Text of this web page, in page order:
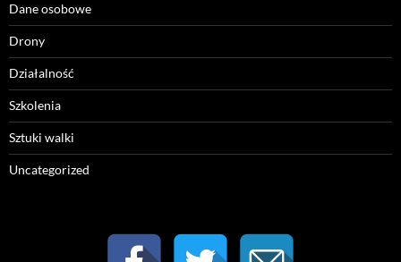
Dane osobowe
Drony
Działalność
Szkolenia
Sztuki walki
Uncategorized